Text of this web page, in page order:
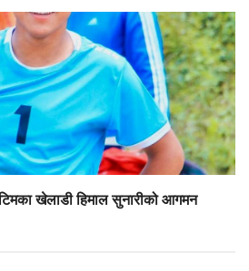
खेलाडी हिमाल सुनारीको आगमन